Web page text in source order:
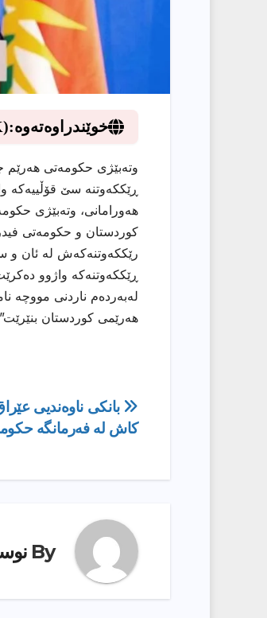
خوێندراوەتەوە:(1.5K)
ڕێککەوتنە سێ قۆڵییەکە
هەورامانی، وتەبێژی
كوردستان و حكومەتی
رێككەوتنەكەش لە ئان و
ڕێككەوتنەكە واژوو
لەبەردەم ناردنی مووچە
هەرێمی كوردستان
ڕێدۆزیی
بابەت
بانكی ناوەندیى
كاش لە فەرمانگە
By